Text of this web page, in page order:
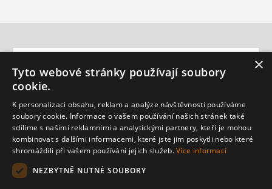
ZÁKAZNICKÁ PODPORA
MŮJ ÚČET
NEWSLETTER
×
Tyto webové stránky používají soubory
cookie.
K personalizaci obsahu, reklam a analýze návštěvnosti používáme
soubory cookie. Informace o vašem používání našich stránek také
sdílíme s našimi reklamními a analytickými partnery, kteří je mohou
kombinovat s dalšími informacemi, které jste jim poskytli nebo které
shromáždili při vašem používání jejich služeb.Více informací
NEZBYTNĚ NUTNÉ SOUBORY